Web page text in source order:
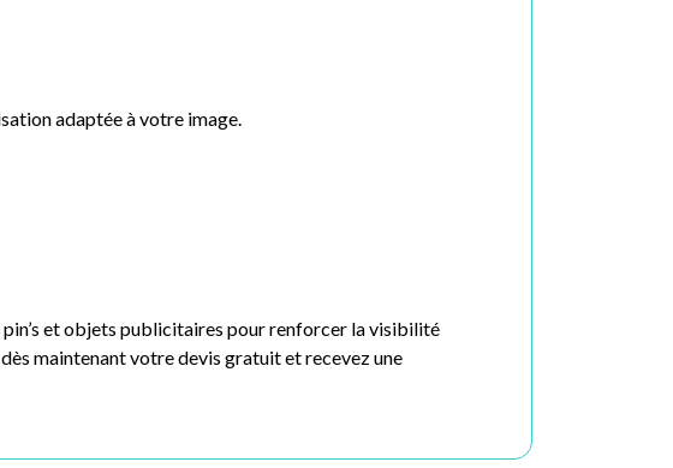
adaptée à votre image.
et objets publicitaires pour renforcer la visibilité
maintenant votre devis gratuit et recevez une